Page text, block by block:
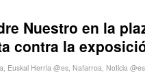
Nuestro en la
contra la
, Euskal Herria @es, Nafarroa, Noticia @es